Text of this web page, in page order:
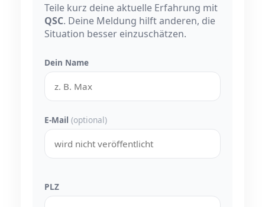
Teile kurz deine aktuelle Erfahrung mit
QSC. Deine Meldung hilft anderen, die
Situation besser einzuschätzen.
Dein Name
E-Mail (optional)
PLZ